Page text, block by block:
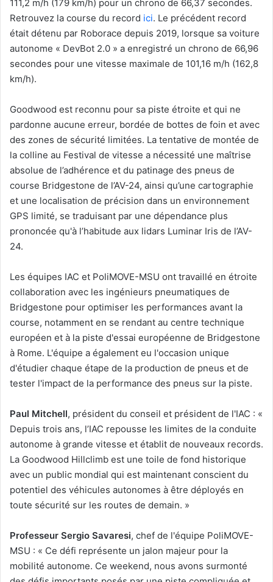
111,2 m/h (179 km/h) pour un chrono de 66,37 secondes.
Retrouvez la course du record ici. Le précédent record
était détenu par Roborace depuis 2019, lorsque sa voiture
autonome « DevBot 2.0 » a enregistré un chrono de 66,96
secondes pour une vitesse maximale de 101,16 m/h (162,8
km/h).
Goodwood est reconnu pour sa piste étroite et qui ne
pardonne aucune erreur, bordée de bottes de foin et avec
des zones de sécurité limitées. La tentative de montée de
la colline au Festival de vitesse a nécessité une maîtrise
absolue de l’adhérence et du patinage des pneus de
course Bridgestone de l’AV-24, ainsi qu’une cartographie
et une localisation de précision dans un environnement
GPS limité, se traduisant par une dépendance plus
prononcée qu'à l’habitude aux lidars Luminar Iris de l’AV-
24.
Les équipes IAC et PoliMOVE-MSU ont travaillé en étroite
collaboration avec les ingénieurs pneumatiques de
Bridgestone pour optimiser les performances avant la
course, notamment en se rendant au centre technique
européen et à la piste d'essai européenne de Bridgestone
à Rome. L'équipe a également eu l'occasion unique
d'étudier chaque étape de la production de pneus et de
tester l'impact de la performance des pneus sur la piste.
Paul Mitchell, président du conseil et président de l'IAC : «
Depuis trois ans, l’IAC repousse les limites de la conduite
autonome à grande vitesse et établit de nouveaux records.
La Goodwood Hillclimb est une toile de fond historique
avec un public mondial qui est maintenant conscient du
potentiel des véhicules autonomes à être déployés en
toute sécurité sur les routes de demain. »
Professeur Sergio Savaresi, chef de l'équipe PoliMOVE-
MSU : « Ce défi représente un jalon majeur pour la
mobilité autonome. Ce weekend, nous avons surmonté